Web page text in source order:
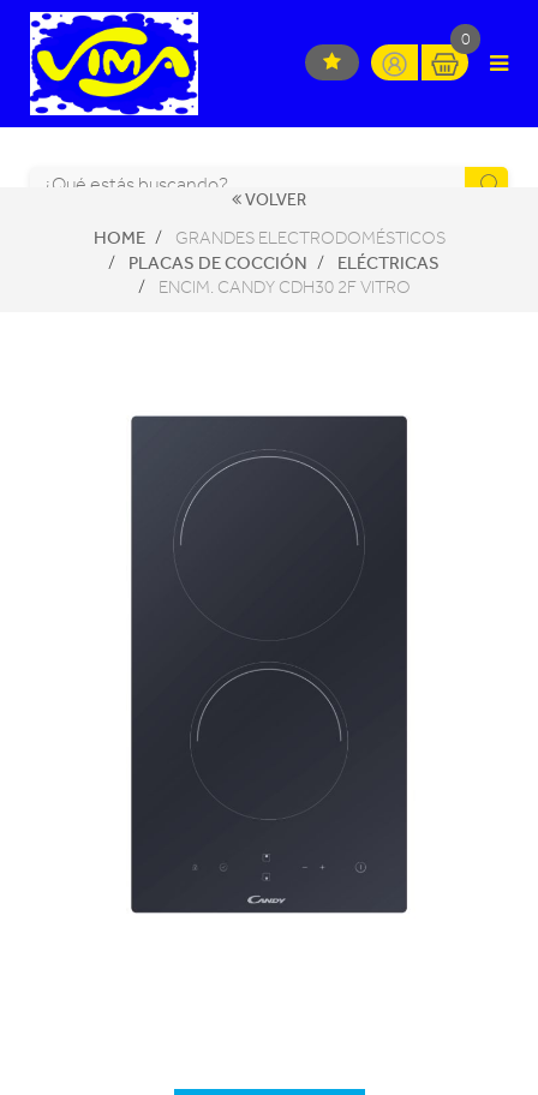
0
VOLVER
HOME GRANDES ELECTRODOMÉSTICOS
PLACAS DE COCCIÓN ELÉCTRICAS
ENCIM. CANDY CDH30 2F VITRO